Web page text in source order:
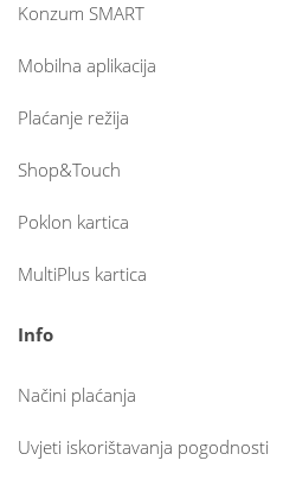
Konzum SMART
Mobilna aplikacija
Plaćanje režija
Shop&Touch
Poklon kartica
MultiPlus kartica
Info
Načini plaćanja
Uvjeti iskorištavanja pogodnosti